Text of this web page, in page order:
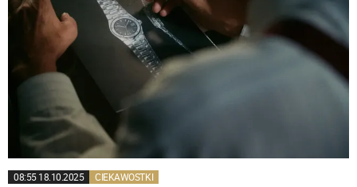
08:55 18.10.2025 CIEKAWOSTKI